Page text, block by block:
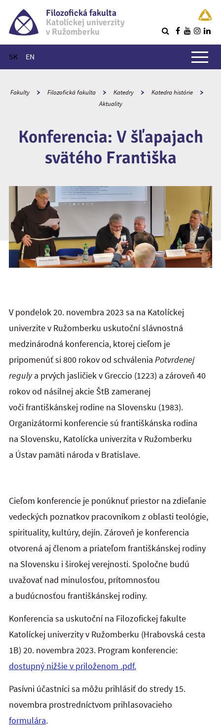
Filozofická fakulta
Katolíckej univerzity
v Ružomberku
SK EN
Hlavné menu
Fakulty Filozofická fakulta Katedry
Katedra histórie
Aktuality
Konferencia: V šľapajach
svätého Františka
V pondelok 20. novembra 2023 sa na Katolíckej
univerzite v Ružomberku uskutoční slávnostná
medzinárodná konferencia, ktorej cieľom je
pripomenúť si 800 rokov od schválenia Potvrdenej
regulya prvých jasličiek v Greccio (1223) a zároveň 40
rokov od násilnej akcie ŠtB zameranej
voči františkánskej rodine na Slovensku (1983).
Organizátormi konferencie sú františkánska rodina
na Slovensku, Katolícka univerzita v Ružomberku
a Ústav pamäti národa v Bratislave.
Cieľom konferencie je ponúknuť priestor na zdieľanie
vedeckých poznatkov pracovníkom z oblasti teológie,
spirituality, kultúry, dejín. Zároveň je konferencia
otvorená aj členom a priateľom františkánskej rodiny
na Slovensku i širokej verejnosti. Spoločne budú
uvažovať nad minulosťou, prítomnosťou
a budúcnosťou františkánskej rodiny.
Konferencia sa uskutoční na Filozofickej fakulte
Katolíckej univerzity v Ružomberku (Hrabovská cesta
1B) 20. novembra 2023. Program konferencie:
dostupný nižšie v priloženom .pdf.
Pasívni účastníci sa môžu prihlásiť do stredy 15.
novembra prostredníctvom prihlasovacieho
formulára.